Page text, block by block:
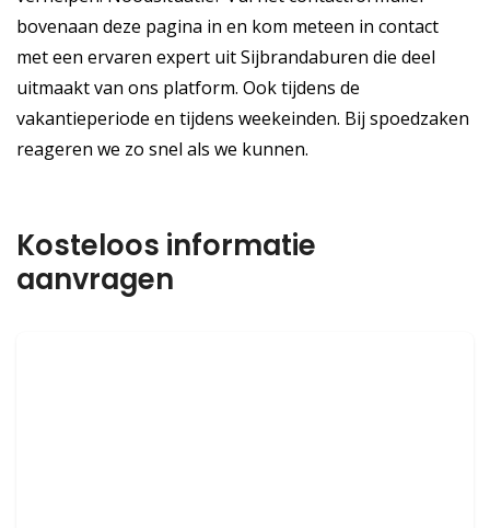
bovenaan deze pagina in en kom meteen in contact
met een ervaren expert uit Sijbrandaburen die deel
uitmaakt van ons platform. Ook tijdens de
vakantieperiode en tijdens weekeinden. Bij spoedzaken
reageren we zo snel als we kunnen.
Kosteloos informatie
aanvragen